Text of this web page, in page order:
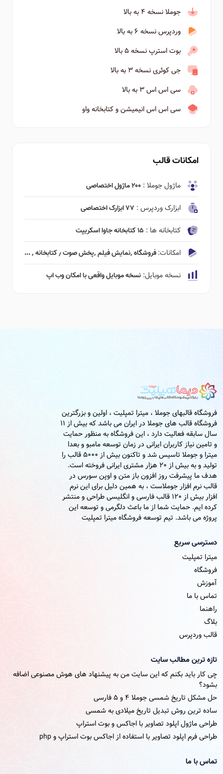
جوملا نسخه ۴ به بالا
وردپرس نسخه ۶ به بالا
بوت استرپ نسخه ۵ بالا
جی کوئری نسخه ۳ به بالا
سی اس اس ۳ به بالا
سی اس اس انیمیشن و کتابخانه واو
امکانات قالب
ماژول جوملا : ۲۰۰ ماژول اختصاصی
ابزارک وردپرس : ۷۷ ابزارک اختصاصی
کتابخانه ها : ۱۵ کتابخانه جاوا اسکریپت
امکانات:فروشگاه ٬‌نمایش فیلم ٬‌پخش صوت ٫ کتابخانه ٬ ...
نسخه موبایل: نسخه موبایل واقعی با امکان وب اپ
فروشگاه قالبهای جوملا ، میترا تمپلیت ، اولین و بزرگترین
فروشگاه قالب های جوملا در ایران می باشد که بیش از 11
سال سابقه فعالیت دارد ، این فروشگاه به منظور حمایت
و تامین نیاز کاربران ایرانی در زمان توسعه مامبو و بعدا
میترا و جوملا تاسیس شد و تاکنون بیش از 5000 قالب را
تولید و به بیش از 20 هزار مشتری ایرانی فروخته است.
هدف ما پیشرفت روز افزون باز متن و اوپن سورس در
قالب نرم افزار جوملاست ، به همین دلیل برای این نرم
افزار بیش از 120 قالب فارسی و انگلیسی طراحی و منتشر
کرده ایم. حمایت شما از ما باعث دلگرمی و توسعه این
پروژه می باشد. تیم توسعه فروشگاه میترا تمپلیت
دسترسی سریع
میترا تمپلیت
فروشگاه
آموزش
تماس با ما
راهنما
بلاگ
قالب وردپرس
تازه ترین مطالب سایت
چی کار باید بکنم که این سایت من به پیشنهاد های هوش مصنوعی اضافه
بشود؟
حل مشکل تاریخ شمسی جوملا ۴ و ۵ فارسی
ساده ترین روش تبدیل تاریخ میلادی به شمسی
طراحی ماژول اپلود تصاویر با اجاکس و بوت استراپ
طراحی فرم اپلود تصاویر با استفاده از اجاکس بوت استراپ و php
تماس با ما